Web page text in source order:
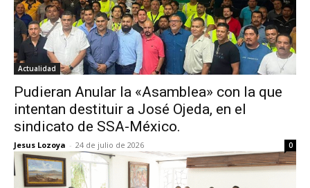
Actualidad
Pudieran Anular la «Asamblea» con la que
intentan destituir a José Ojeda, en el
sindicato de SSA-México.
Jesus Lozoya - 24 de julio de 2026 0